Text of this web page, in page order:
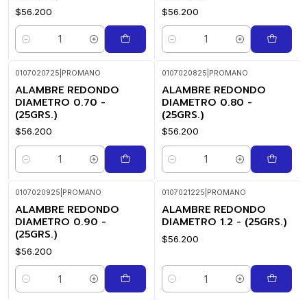
$56.200
Cantidad
$56.200
Cantidad
0107020725 PROMANO
ALAMBRE REDONDO
DIAMETRO 0.70 -
(25GRS.)
$56.200
Cantidad
0107020825 PROMANO
ALAMBRE REDONDO
DIAMETRO 0.80 -
(25GRS.)
$56.200
Cantidad
0107020925 PROMANO
ALAMBRE REDONDO
DIAMETRO 0.90 -
(25GRS.)
$56.200
Cantidad
0107021225 PROMANO
ALAMBRE REDONDO
DIAMETRO 1.2 - (25GRS.)
$56.200
Cantidad